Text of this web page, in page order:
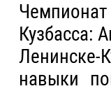
Кузбасса:
навыки